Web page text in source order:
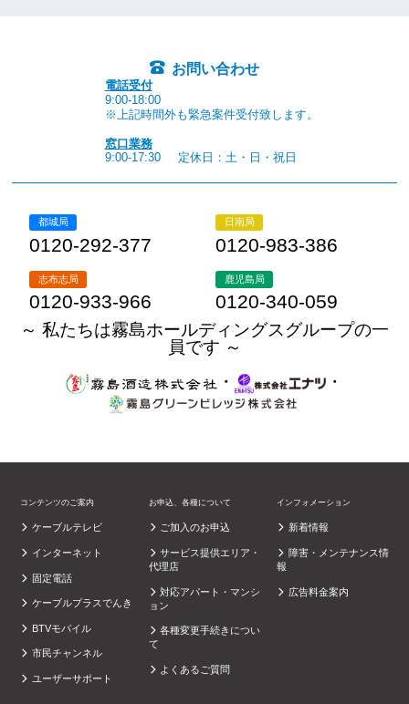
お問い合わせ
電話受付
9:00-18:00
※上記時間外も緊急案件受付致します。
窓口業務
9:00-17:30
定休日：土・日・祝日
都城局
0120-292-377
日南局
0120-983-386
志布志局
0120-933-966
鹿児島局
0120-340-059
～ 私たちは霧島ホールディングスグループの一
員です ～
・
・
コンテンツのご案内
ケーブルテレビ
インターネット
固定電話
ケーブルプラスでんき
BTVモバイル
市民チャンネル
ユーザーサポート
お申込、各種について
ご加入のお申込
サービス提供エリア・
代理店
対応アパート・マンシ
ョン
各種変更手続きについ
て
よくあるご質問
インフォメーション
新着情報
障害・メンテナンス情
報
広告料金案内